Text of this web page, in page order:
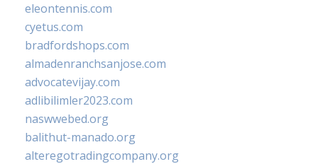
eleontennis.com
cyetus.com
bradfordshops.com
almadenranchsanjose.com
advocatevijay.com
adlibilimler2023.com
naswwebed.org
balithut-manado.org
alteregotradingcompany.org